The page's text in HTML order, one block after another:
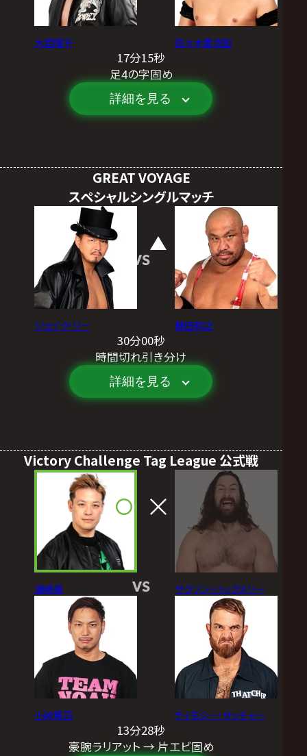
大岩陵平 佐々木憂流迦
17分15秒
足4の字固め
詳細を見る
GREAT VOYAGE
スペシャルシングルマッチ
ジェイク・リー
VS
藤田和之
30分00秒
時間切れ引き分け
詳細を見る
Victory Challenge Tag League 公式戦
潮崎豪
小峠篤司
VS サクソン・ハックスリー
ティモシー・サッチャー
13分28秒
豪腕ラリアット → 片エビ固め